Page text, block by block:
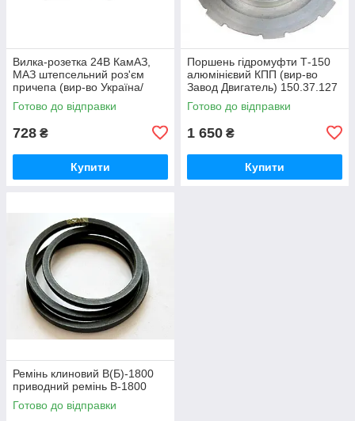
Вилка-розетка 24В КамАЗ,
МАЗ штепсельний роз'єм
причепа (вир-во Україна/
СНД) 5320-3723156 / 5320-
3723100
Готово до відправки
728 ₴
Купити
Поршень гідромуфти Т-150
алюмінієвий КПП (вир-во
Завод Двигатель) 150.37.127
/ 150.37.127-1
Готово до відправки
1 650 ₴
Купити
Ремінь клиновий B(Б)-1800
приводний ремінь B-1800
Готово до відправки